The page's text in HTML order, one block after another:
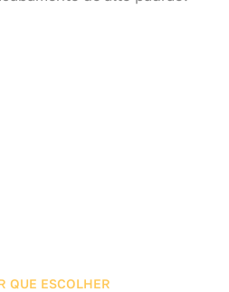
QUE ESCOLHER